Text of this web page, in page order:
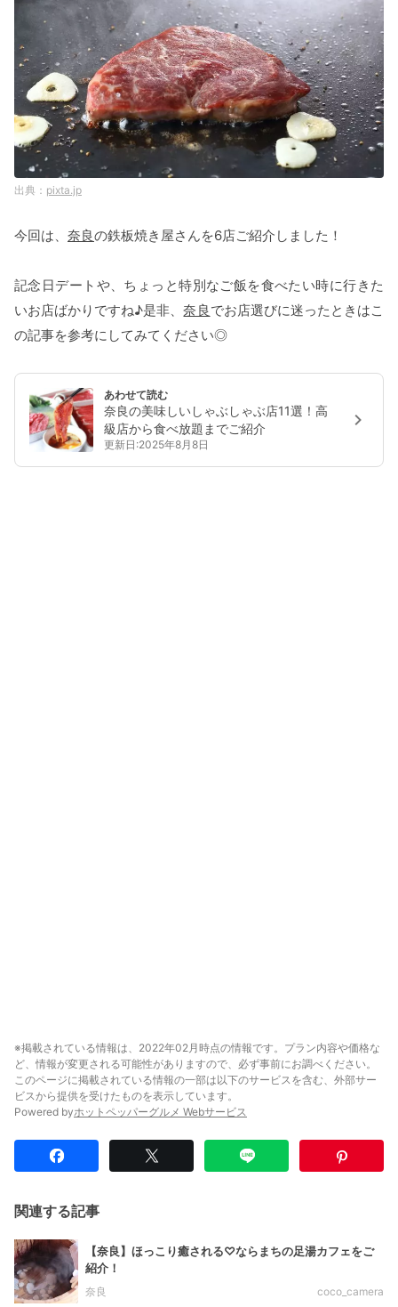
pixta.jp
今回は、 奈良の鉄板焼き屋さんを6店ご紹介しました！
記念日デートや、ちょっと特別なご飯を食べたい時に行きた
いお店ばかりですね♪是非、奈良でお店選びに迷ったときはこ
の記事を参考にしてみてください◎
あわせて読む
奈良の美味しいしゃぶしゃぶ店11選！高
級店から食べ放題までご紹介
更新日:2025年8月8日
※掲載されている情報は、2022年02月時点の情報です。プラン内容や価格な
ど、情報が変更される可能性がありますので、必ず事前にお調べください。
このページに掲載されている情報の一部は以下のサービスを含む、外部サー
ビスから提供を受けたものを表示しています。
Powered byホットペッパーグルメ Webサービス
関連する記事
【奈良】ほっこり癒される♡ならまちの足湯カフェをご
紹介！
奈良 coco_camera